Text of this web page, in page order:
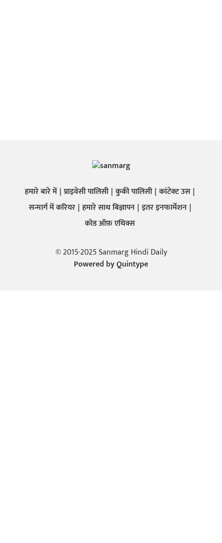
हमारे बारे में प्राइवेसी पालिसी कुकी पालिसी कांटेक्ट उस
सन्मार्ग में करियर हमारे साथ बिज्ञापन इतर इनफार्मेशन
कोड ऑफ़ एथिक्स
© 2015-2025 Sanmarg Hindi Daily
Powered byQuintype